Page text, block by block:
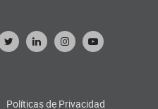
Políticas de Privacidad